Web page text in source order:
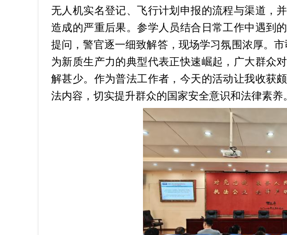
无人机实名登记、飞行计划申报的流程与渠道，
造成的严重后果。参学人员结合日常工作中遇到
提问，警官逐一细致解答，现场学习氛围浓厚。市
为新质生产力的典型代表正快速崛起，广大群众
解甚少。作为普法工作者，今天的活动让我收获
法内容，切实提升群众的国家安全意识和法律素养。